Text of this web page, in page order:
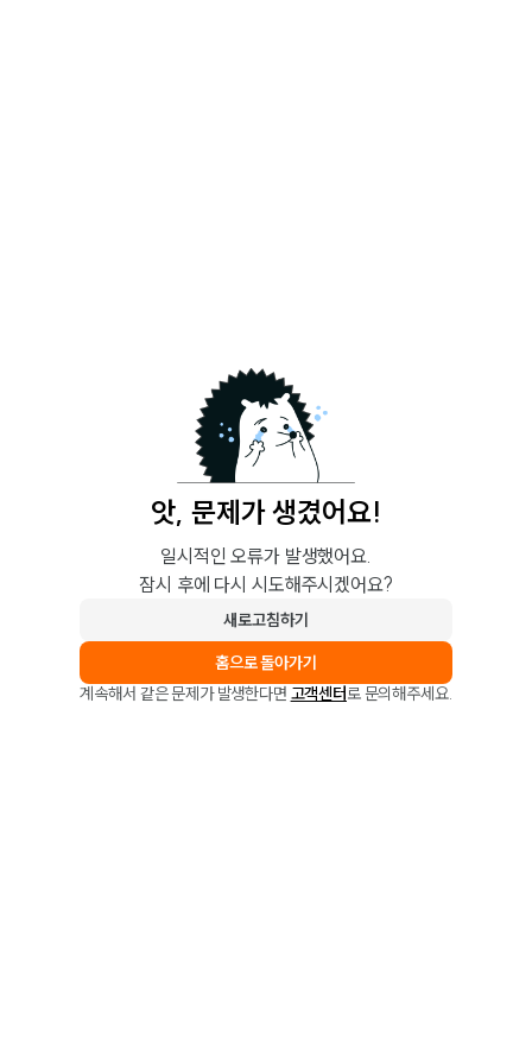
앗, 문제가 생겼어요!
일시적인 오류가 발생했어요.
잠시 후에 다시 시도해주시겠어요?
새로고침하기
홈으로 돌아가기
계속해서 같은 문제가 발생한다면 고객센터로 문의해주세요.